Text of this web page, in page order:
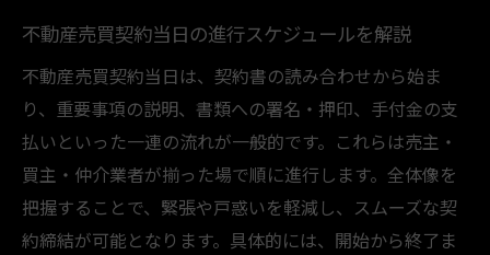
不動産売買契約当日の進行スケジュールを解説
不動産売買契約当日は、契約書の読み合わせから始ま
り、重要事項の説明、書類への署名・押印、手付金の支
払いといった一連の流れが一般的です。これらは売主・
買主・仲介業者が揃った場で順に進行します。全体像を
把握することで、緊張や戸惑いを軽減し、スムーズな契
約締結が可能となります。具体的には、開始から終了ま